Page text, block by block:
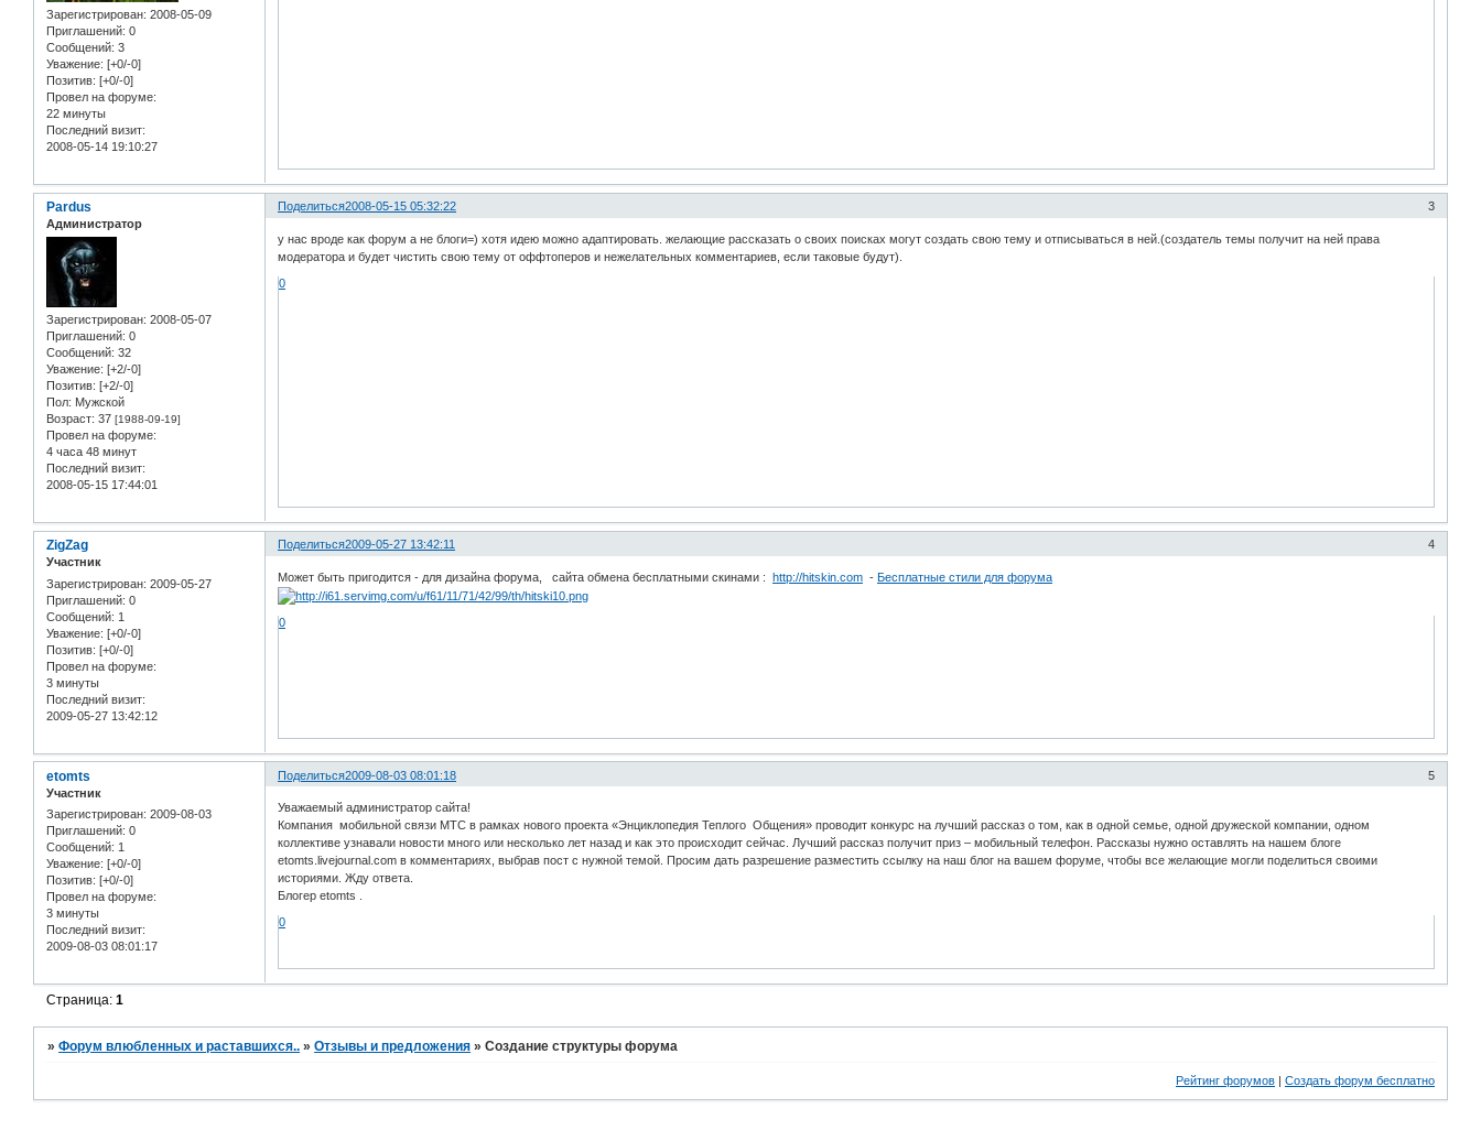
Зарегистрирован: 2008-05-09
Приглашений: 0
Сообщений: 3
Уважение: [+0/-0]
Позитив: [+0/-0]
Провел на форуме:
22 минуты
Последний визит:
2008-05-14 19:10:27
Поделиться 3
2008-05-15 05:32:22
Pardus
Администратор
Зарегистрирован: 2008-05-07
Приглашений: 0
Сообщений: 32
Уважение: [+2/-0]
Позитив: [+2/-0]
Пол: Мужской
Возраст: 37 [1988-09-19]
Провел на форуме:
4 часа 48 минут
Последний визит:
2008-05-15 17:44:01
у нас вроде как форум а не блоги=) хотя идею можно адаптировать. желающие рассказать о своих поисках могут создать свою тему и отписываться в ней.(создатель темы получит на ней права
модератора и будет чистить свою тему от оффтоперов и нежелательных комментариев, если таковые будут).
0
Поделиться 4
2009-05-27 13:42:11
ZigZag
Участник
Зарегистрирован: 2009-05-27
Приглашений: 0
Сообщений: 1
Уважение: [+0/-0]
Позитив: [+0/-0]
Провел на форуме:
3 минуты
Последний визит:
2009-05-27 13:42:12
Может быть пригодится - для дизайна форума, сайта обмена бесплатными скинами :http://hitskin.com -Бесплатные стили для форума
0
Поделиться 5
2009-08-03 08:01:18
etomts
Участник
Зарегистрирован: 2009-08-03
Приглашений: 0
Сообщений: 1
Уважение: [+0/-0]
Позитив: [+0/-0]
Провел на форуме:
3 минуты
Последний визит:
2009-08-03 08:01:17
Уважаемый администратор сайта!
Компания мобильной связи МТС в рамках нового проекта «Энциклопедия Теплого Общения» проводит конкурс на лучший рассказ о том, как в одной семье, одной дружеской компании, одном
коллективе узнавали новости много или несколько лет назад и как это происходит сейчас. Лучший рассказ получит приз – мобильный телефон. Рассказы нужно оставлять на нашем блоге
etomts.livejournal.com в комментариях, выбрав пост с нужной темой. Просим дать разрешение разместить ссылку на наш блог на вашем форуме, чтобы все желающие могли поделиться своими
историями. Жду ответа.
Блогер etomts .
0
Страница:1
»Форум влюбленных и раставшихся.. »Отзывы и предложения »Создание структуры форума
Рейтинг форумов | Создать форум бесплатно